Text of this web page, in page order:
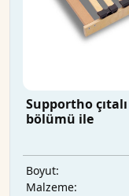
Supportho
bölümü ile
Boyut:
Malzeme: